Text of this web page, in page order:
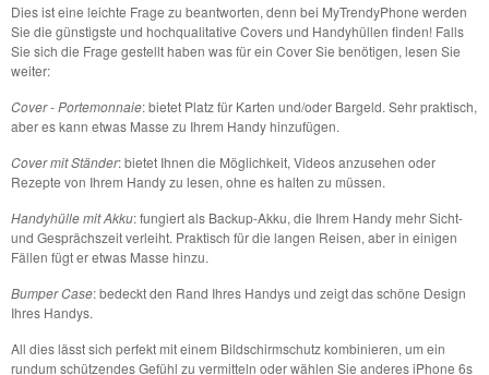
Dies ist eine leichte Frage zu beantworten, denn bei MyTrendyPhone werden
Sie die günstigste und hochqualitative Covers und Handyhüllen finden! Falls
Sie sich die Frage gestellt haben was für ein Cover Sie benötigen, lesen Sie
weiter:
Cover - Portemonnaie: bietet Platz für Karten und/oder Bargeld. Sehr praktisch,
aber es kann etwas Masse zu Ihrem Handy hinzufügen.
Cover mit Ständer: bietet Ihnen die Möglichkeit, Videos anzusehen oder
Rezepte von Ihrem Handy zu lesen, ohne es halten zu müssen.
Handyhülle mit Akku: fungiert als Backup-Akku, die Ihrem Handy mehr Sicht-
und Gesprächszeit verleiht. Praktisch für die langen Reisen, aber in einigen
Fällen fügt er etwas Masse hinzu.
Bumper Case: bedeckt den Rand Ihres Handys und zeigt das schöne Design
Ihres Handys.
All dies lässt sich perfekt mit einem Bildschirmschutz kombinieren, um ein
rundum schützendes Gefühl zu vermitteln oder wählen Sie anderes iPhone 6s